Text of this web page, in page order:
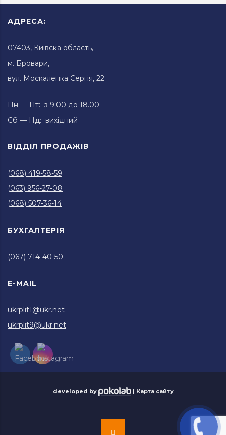
АДРЕСА:
07403, Київска область,
м. Бровари,
вул. Москаленка Сергія, 22
Пн — Пт: з 9.00 до 18.00
Сб — Нд: вихідний
ВІДДІЛ ПРОДАЖІВ
(068) 419-58-59
(063) 956-27-08
(068) 507-36-14
БУХГАЛТЕРІЯ
(067) 714-40-50
E-MAIL
ukrplit1@ukr.net
ukrplit9@ukr.net
developed by | Карта сайту